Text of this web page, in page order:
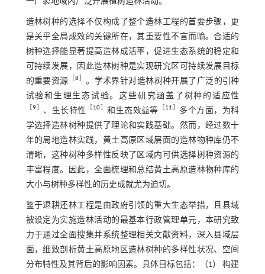
造林树种的选择不仅构成了整个造林工程的首要步骤，更
是关乎全局成效的关键所在，其重要性不言而喻。合适的
树种选择能显著提高造林成活率，促进生态系统的稳定和
可持续发展，因此造林树种是实现研究区可持续发展目标
的重要资源
［8］ 。学术界针对造林树种开展了广泛的引种
试验和生理生态试验。这些研究涵盖了树种的适应性
［9］ 、生长特性 ［10］和生态效益等 ［11］ 多个方面，为科
学选择造林树种提供了理论和实践基础。然而，经过数十
年的局地造林实践，黄土高原区域层面的造林物种库仍不
清晰，这种树种多样性反映了区域内可供选择树种资源的
丰富程度。因此，全面梳理和总结黄土高原造林物种库的
大小与树种多样性的历史成就尤为迫切。
鉴于退耕还林工程是由政府引领的重大生态举措，且县域
被设定为实施造林活动的最基本行政管理单元，本研究致
力于通过全面搜集并系统整理相关文献资料，深入县域层
面，细致剖析黄土高原地区造林树种的多样性状况、空间
分布特性及其背后的影响因素。具体目标包括：（1） 构建